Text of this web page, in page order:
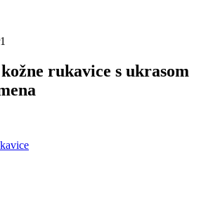
rukavice s ukrasom